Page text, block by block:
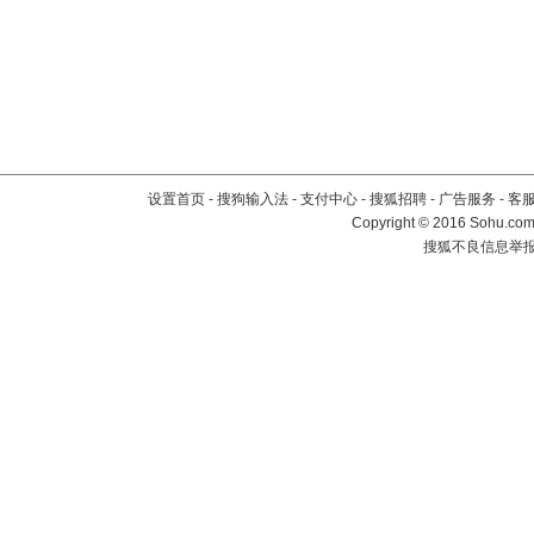
设置首页 - 搜狗输入法 - 支付中心 - 搜狐招聘 - 广告服务 - 客
Copyright©2016
搜狐不良信息举